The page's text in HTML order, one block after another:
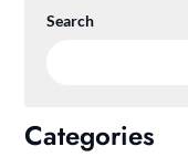
Search
Categories